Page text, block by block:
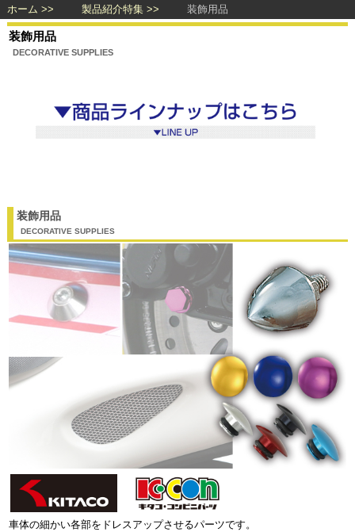
ホーム 製品紹介特集 装飾用品
装飾用品
DECORATIVE SUPPLIES
装飾用品
DECORATIVE SUPPLIES
車体の細かい各部をドレスアップさせるパーツです。